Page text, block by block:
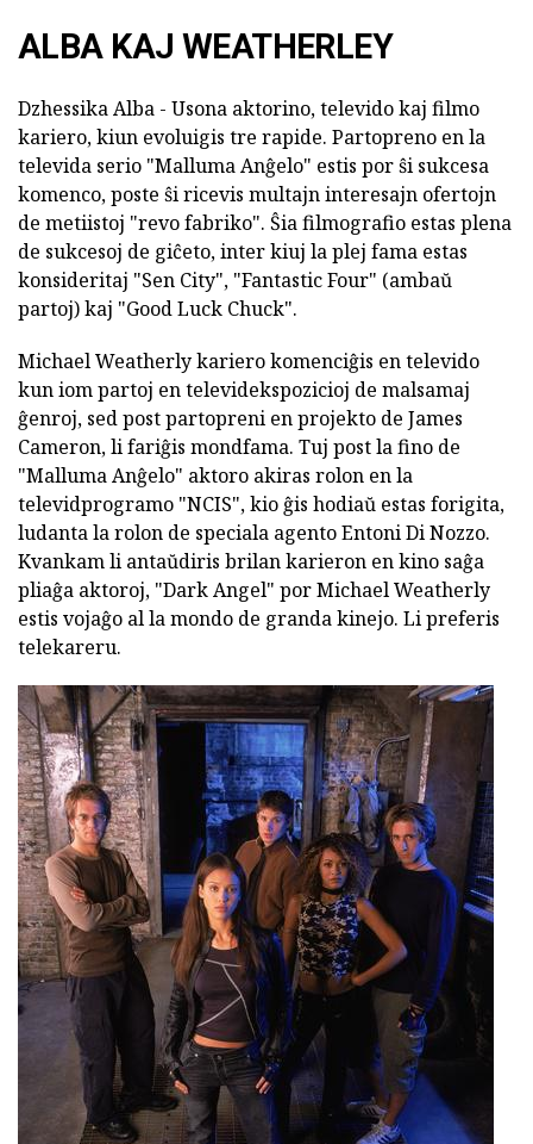
ALBA KAJ WEATHERLEY
Dzhessika Alba - Usona aktorino, televido kaj filmo
kariero, kiun evoluigis tre rapide. Partopreno en la
televida serio "Malluma Anĝelo" estis por ŝi sukcesa
komenco, poste ŝi ricevis multajn interesajn ofertojn
de metiistoj "revo fabriko". Ŝia filmografio estas plena
de sukcesoj de giĉeto, inter kiuj la plej fama estas
konsideritaj "Sen City", "Fantastic Four" (ambaŭ
partoj) kaj "Good Luck Chuck".
Michael Weatherly kariero komenciĝis en televido
kun iom partoj en televidekspozicioj de malsamaj
ĝenroj, sed post partopreni en projekto de James
Cameron, li fariĝis mondfama. Tuj post la fino de
"Malluma Anĝelo" aktoro akiras rolon en la
televidprogramo "NCIS", kio ĝis hodiaŭ estas forigita,
ludanta la rolon de speciala agento Entoni Di Nozzo.
Kvankam li antaŭdiris brilan karieron en kino saĝa
pliaĝa aktoroj, "Dark Angel" por Michael Weatherly
estis vojaĝo al la mondo de granda kinejo. Li preferis
telekareru.